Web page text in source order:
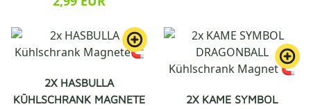
2X HASBULLA
KÜHLSCHRANK MAGNETE
2X KAME SYMBOL